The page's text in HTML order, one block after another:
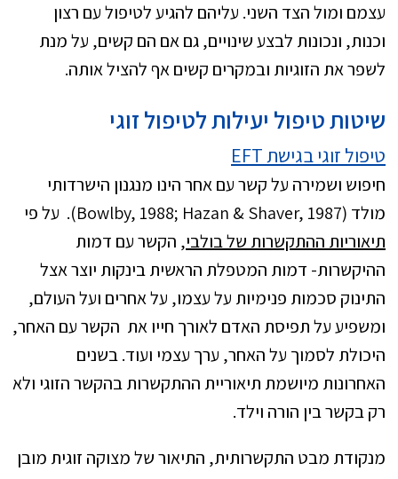
עצמם ומול הצד השני. עליהם להגיע לטיפול עם רצון
וכנות, ונכונות לבצע שינויים, גם אם הם קשים, על מנת
לשפר את הזוגיות ובמקרים קשים אף להציל אותה.
שיטות טיפול יעילות לטיפול זוגי
טיפול זוגי בגישתEFT
חיפוש ושמירה על קשר עם אחר הינו מנגנון הישרדותי
מולד (Bowlby, 1988; Hazan & Shaver, 1987). על פי
תיאוריות ההתקשרות של בולבי, הקשר עם דמות
ההיקשרות- דמות המטפלת הראשית בינקות יוצר אצל
התינוק סכמות פנימיות על עצמו, על אחרים ועל העולם,
ומשפיע על תפיסת האדם לאורך חייו את הקשר עם האחר,
היכולת לסמוך על האחר, ערך עצמי ועוד. בשנים
האחרונות מיושמת תיאוריית ההתקשרות בהקשר הזוגי ולא
רק בקשר בין הורה וילד.
מנקודת מבט התקשרותית, התיאור של מצוקה זוגית מובן